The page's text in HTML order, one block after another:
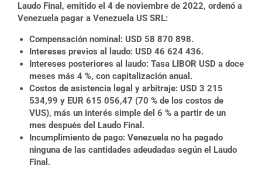
Laudo Final, emitido el 4 de noviembre de 2022, ordenó a
Venezuela pagar a Venezuela US SRL:
Compensación nominal: USD 58 870 898.
Intereses previos al laudo: USD 46 624 436.
Intereses posteriores al laudo: Tasa LIBOR USD a doce
meses más 4 %, con capitalización anual.
Costos de asistencia legal y arbitraje: USD 3 215
534,99 y EUR 615 056,47 (70 % de los costos de
VUS), más un interés simple del 6 % a partir de un
mes después del Laudo Final.
Incumplimiento de pago: Venezuela no ha pagado
ninguna de las cantidades adeudadas según el Laudo
Final.